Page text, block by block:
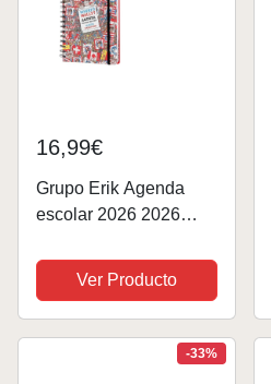
16,99€
Grupo Erik Agenda
escolar 2026 2026
¿Dónde está Wally? -
Agenda 2026 2026
semana vista A5
ilustraciones - Agenda
Ver Producto
-33%